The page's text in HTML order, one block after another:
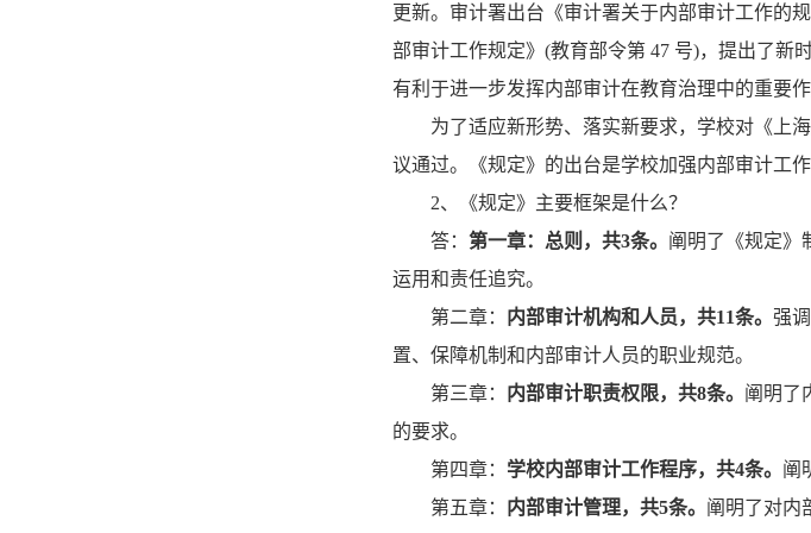
更新。审计署出台《审计署关于内部审计工作的
部审计工作规定》(教育部令第 47 号)，提出了新
有利于进一步发挥内部审计在教育治理中的重要作
为了适应新形势、落实新要求，学校对《上
议通过。《规定》的出台是学校加强内部审计工
2、《规定》主要框架是什么？
答： 第一章：总则，共3条。 阐明了《规定》
运用和责任追究。
第二章： 内部审计机构和人员，共11条。 强
置、保障机制和内部审计人员的职业规范。
第三章： 内部审计职责权限，共8条。 阐明了
的要求。
第四章： 学校内部审计工作程序，共4条。 阐
第五章： 内部审计管理，共5条。 阐明了对内